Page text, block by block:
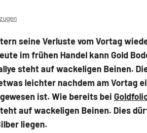
seine Verluste vom Vortag
im frühen Handel kann Gold
steht auf wackeligen Beinen.
leichter nachdem am Vortag
ist. Wie bereits bei
auf wackeligen Beinen. Dies
liegen.